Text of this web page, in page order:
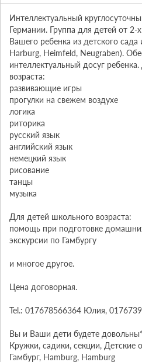
Интеллектуальный
Германии. Группа для детей от
Вашего ребенка из детского
Harburg, Heimfeld, Neugraben).
интеллектуальный досуг
возраста:
развивающие игры
прогулки на свежем воздухе
логика
риторика
русский язык
английский язык
немецкий язык
рисование
танцы
музыка
Для детей школьного возраста:
помощь при подготовке
экскурсии по Гамбургу
и многое другое.
Цена договорная.
Tel.: 017678566364 Юлия,
Вы и Ваши дети будете
Кружки, садики, секции, Детские
Гамбург, Hamburg, Hamburg